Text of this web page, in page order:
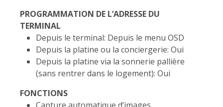
PROGRAMMATION DE L’ADRESSE DU
TERMINAL
Depuis le terminal: Depuis le menu OSD
Depuis la platine ou la conciergerie: Oui
Depuis la platine via la sonnerie pallière
(sans rentrer dans le logement): Oui
FONCTIONS